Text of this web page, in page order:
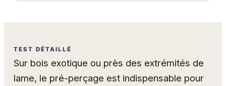
TEST DÉTAILLÉ
Sur bois exotique ou près des extrémités de
lame, le pré-perçage est indispensable pour